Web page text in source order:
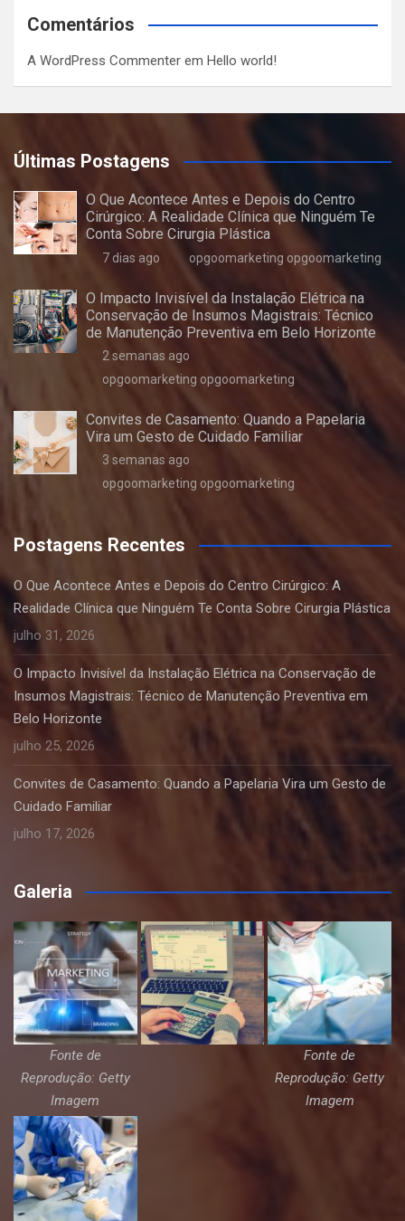
Comentários
A WordPress Commenter em Hello world!
Últimas Postagens
O Que Acontece Antes e Depois do Centro
Cirúrgico: A Realidade Clínica que Ninguém Te
Conta Sobre Cirurgia Plástica
7 dias ago opgoomarketing opgoomarketing
O Impacto Invisível da Instalação Elétrica na
Conservação de Insumos Magistrais: Técnico
de Manutenção Preventiva em Belo Horizonte
2 semanas ago
opgoomarketing opgoomarketing
Convites de Casamento: Quando a Papelaria
Vira um Gesto de Cuidado Familiar
3 semanas ago
opgoomarketing opgoomarketing
Postagens Recentes
O Que Acontece Antes e Depois do Centro Cirúrgico: A
Realidade Clínica que Ninguém Te Conta Sobre Cirurgia Plástica
julho 31, 2026
O Impacto Invisível da Instalação Elétrica na Conservação de
Insumos Magistrais: Técnico de Manutenção Preventiva em
Belo Horizonte
julho 25, 2026
Convites de Casamento: Quando a Papelaria Vira um Gesto de
Cuidado Familiar
julho 17, 2026
Galeria
Fonte de
Reprodução: Getty
Imagem
Fonte de
Reprodução: Getty
Imagem